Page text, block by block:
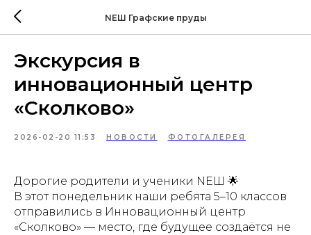
NEШ Графские пруды
Экскурсия в
инновационный центр
«Сколково»
2026-02-20 11:53 НОВОСТИ ФОТОГАЛЕРЕЯ
Дорогие родители и ученики NEШ 🌟
В этот понедельник наши ребята 5–10 классов
отправились в Инновационный центр
«Сколково» — место, где будущее создаётся не